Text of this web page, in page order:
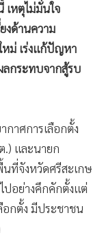
เหตุไม่มั่นใจ
งด้านความ
ม่ เร่งแก้ปัญหา
ลกระทบจากสู้รบ
กาศการเลือกตั้ง
.) และนายก
ที่จังหวัดศรีสะเกษ
ปอย่างคึกคักตั้งแต่
อกตั้ง มีประชาชน